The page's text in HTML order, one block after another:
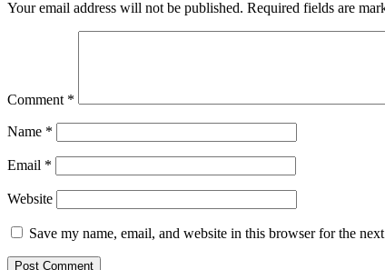
Your email address will not be published. Required fields are
Comment *
Name *
Email *
Website
Save my name, email, and website in this browser for the